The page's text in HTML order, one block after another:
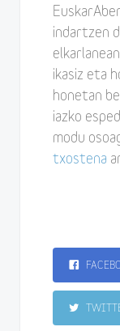
indartzen
ikasiz eta
honetan
iazko
modu
txostena